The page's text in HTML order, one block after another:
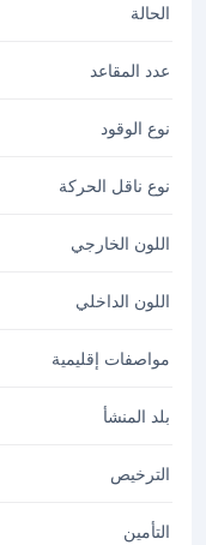
الحالة
عدد المقاعد
نوع الوقود
نوع ناقل الحركة
اللون الخارجي
اللون الداخلي
مواصفات إقليمية
بلد المنشأ
الترخيص
التأمين